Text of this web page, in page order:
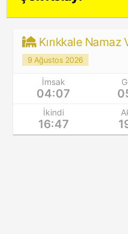
Kırıkkale Namaz
9 Ağustos 2026
İmsak
04:07
İkindi
16:47